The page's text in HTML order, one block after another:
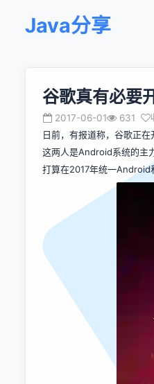
Java分享
谷歌真有必要
2017-06-01 631
日前，有报道称，谷歌正
这两人是Android系统的主
打算在2017年统一Android